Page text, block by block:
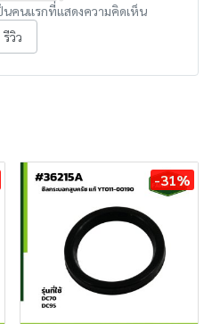
นคนแรกที่แสดงความคิดเห็น
รีวิว
-31%